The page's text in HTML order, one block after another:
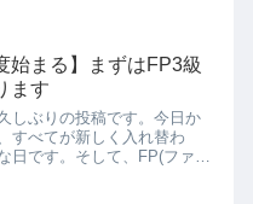
りました。送る方...
始まる】まずはFP3級
ます
しぶりの投稿です。今日か
すべてが新しく入れ替わ
日です。そして、FP(ファイ